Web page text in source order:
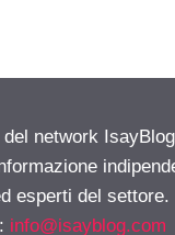
network
esperti del settore.
info@isayblog.com